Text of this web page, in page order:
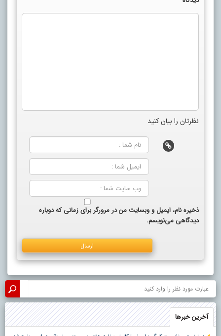
نظرتان را بیان کنید
ذخیره نام، ایمیل و وبسایت من در مرورگر برای زمانی که دوباره
دیدگاهی می‌نویسم.
آخرین خبرها